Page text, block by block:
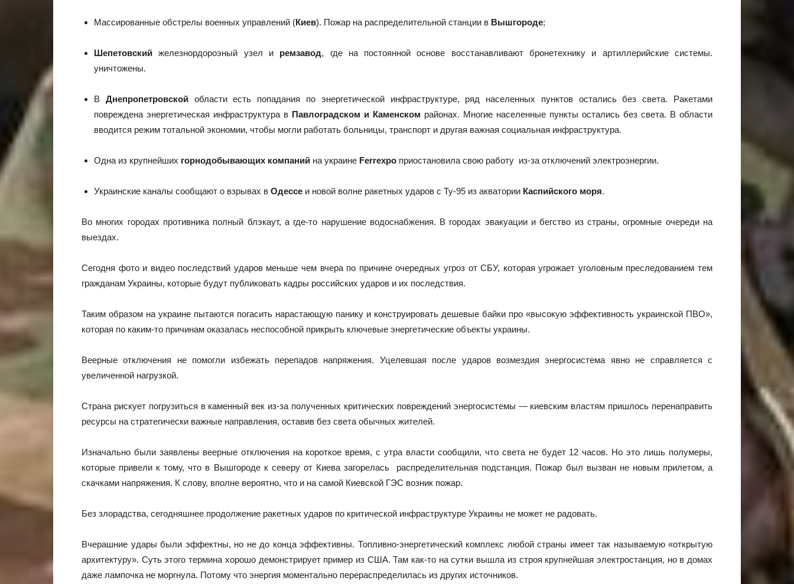
Массированные обстрелы военных управлений (Киев). Пожар на распределительной станции в Вышгороде;
Шепетовский железнордороэный узел и ремзавод, где на постоянной основе восстанавливают бронетехнику и артиллерийские системы.
уничтожены.
В Днепропетровскойобласти есть попадания по энергетической инфраструктуре, ряд населенных пунктов остались без света. Ракетами
повреждена энергетическая инфраструктура в Павлоградском и Каменском районах. Многие населенные пункты остались без света. В области
вводится режим тотальной экономии, чтобы могли работать больницы, транспорт и другая важная социальная инфраструктура.
Одна из крупнейших горнодобывающих компаний на украине Ferrexpo приостановила свою работу из-за отключений электроэнергии.
Украинские каналы сообщают о взрывах в Одессе и новой волне ракетных ударов с Ту-95 из акватории Каспийского моря.
Во многих городах противника полный блэкаут, а где-то нарушение водоснабжения. В городах эвакуации и бегство из страны, огромные очереди на
выездах.
Сегодня фото и видео последствий ударов меньше чем вчера по причине очередных угроз от СБУ, которая угрожает уголовным преследованием тем
гражданам Украины, которые будут публиковать кадры российских ударов и их последствия.
Таким образом на украине пытаются погасить нарастающую панику и конструировать дешевые байки про «высокую эффективность украинской ПВО»,
которая по каким-то причинам оказалась неспособной прикрыть ключевые энергетические объекты украины.
Веерные отключения не помогли избежать перепадов напряжения. Уцелевшая после ударов возмездия энергосистема явно не справляется с
увеличенной нагрузкой.
Страна рискует погрузиться в каменный век из-за полученных критических повреждений энергосистемы — киевским властям пришлось перенаправить
ресурсы на стратегически важные направления, оставив без света обычных жителей.
Изначально были заявлены веерные отключения на короткое время, с утра власти сообщили, что света не будет 12 часов. Но это лишь полумеры,
которые привели к тому, что в Вышгороде к северу от Киева загорелась распределительная подстанция. Пожар был вызван не новым прилетом, а
скачками напряжения. К слову, вполне вероятно, что и на самой Киевской ГЭС возник пожар.
Без злорадства, сегодняшнее продолжение ракетных ударов по критической инфраструктуре Украины не может не радовать.
Вчерашние удары были эффектны, но не до конца эффективны. Топливно-энергетический комплекс любой страны имеет так называемую «открытую
архитектуру». Суть этого термина хорошо демонстрирует пример из США. Там как-то на сутки вышла из строя крупнейшая электростанция, но в домах
даже лампочка не моргнула. Потому что энергия моментально перераспределилась из других источников.